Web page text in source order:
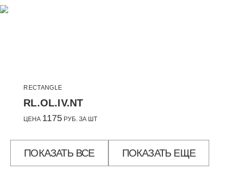
RECTANGLE
RL.OL.IV.NT
ЦЕНА 1175 РУБ. ЗА ШТ
ПОКАЗАТЬ ВСЕ ПОКАЗАТЬ ЕЩЕ